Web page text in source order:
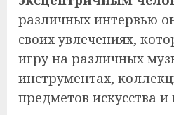
различных интервью
своих увлечениях,
игру на различных
инструментах,
предметов искусства и